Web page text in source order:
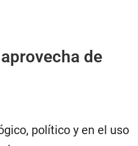
de
político y en el uso